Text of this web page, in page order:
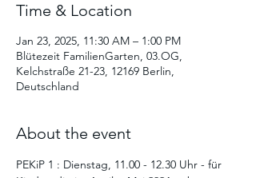
Time & Location
Jan 23, 2025, 11:30 AM – 1:00 PM
Blütezeit FamilienGarten, 03.OG,
Kelchstraße 21-23, 12169 Berlin,
Deutschland
About the event
PEKiP 1 : Dienstag, 11.00 - 12.30 Uhr - für